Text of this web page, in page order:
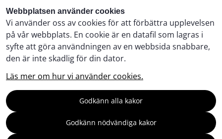
Webbplatsen använder cookies
Vi använder oss av cookies för att förbättra upplevelsen
på vår webbplats. En cookie är en datafil som lagras i
syfte att göra användningen av en webbsida snabbare,
den är inte skadlig för din dator.
Läs mer om hur vi använder cookies.
Godkänn alla kakor
Godkänn nödvändiga kakor